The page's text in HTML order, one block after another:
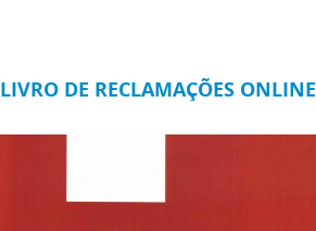
LIVRO DE RECLAMAÇÕES ONLINE